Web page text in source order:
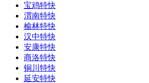
宝鸡特快
渭南特快
榆林特快
汉中特快
安康特快
商洛特快
铜川特快
延安特快